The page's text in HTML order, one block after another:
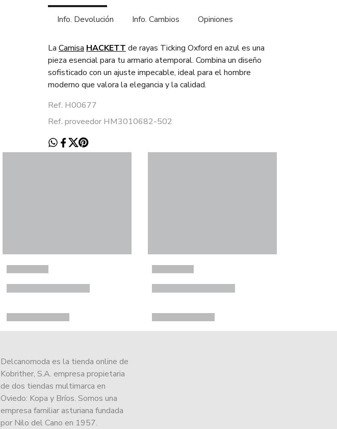
Info. Devolución Info. Cambios Opiniones
La Camisa HACKETT de rayas Ticking Oxford en azul es una
pieza esencial para tu armario atemporal. Combina un diseño
sofisticado con un ajuste impecable, ideal para el hombre
moderno que valora la elegancia y la calidad.
Ref. H00677
Ref. proveedor HM3010682-502
Delcanomoda es la tienda online de
Kobrither, S.A. empresa propietaria
de dos tiendas multimarca en
Oviedo: Kopa y Bríos. Somos una
empresa familiar asturiana fundada
por Nilo del Cano en 1957.